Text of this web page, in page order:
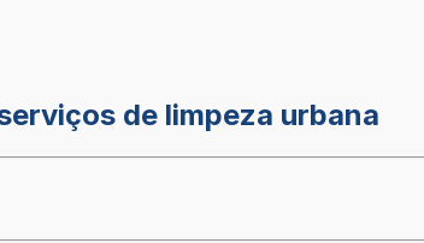
de limpeza urbana